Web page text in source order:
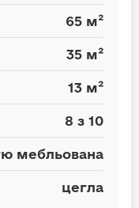
65 м²
35 м²
13 м²
8 з 10
мебльована
цегла